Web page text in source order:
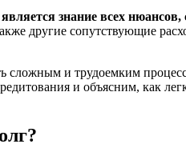
знание всех нюансов,
другие сопутствующие
сложным и трудоемким
и объясним, как